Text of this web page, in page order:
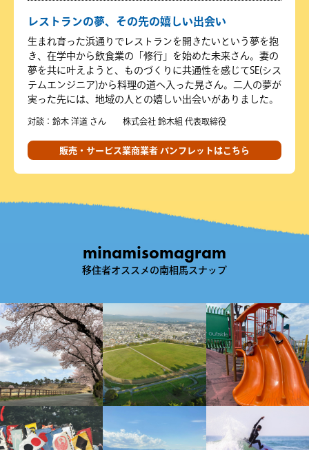
レストランの夢、その先の嬉しい出会い
生まれ育った浜通りでレストランを開きたいという夢を抱
き、在学中から飲食業の「修行」を始めた未来さん。妻の
夢を共に叶えようと、ものづくりに共通性を感じてSE(シス
テムエンジニア)から料理の道へ入った晃さん。二人の夢が
実った先には、地域の人との嬉しい出会いがありました。
対談：鈴木 洋道 さん 株式会社 鈴木組 代表取締役
販売・サービス業商業者 パンフレットはこちら
minamisomagram
移住者オススメの南相馬スナップ